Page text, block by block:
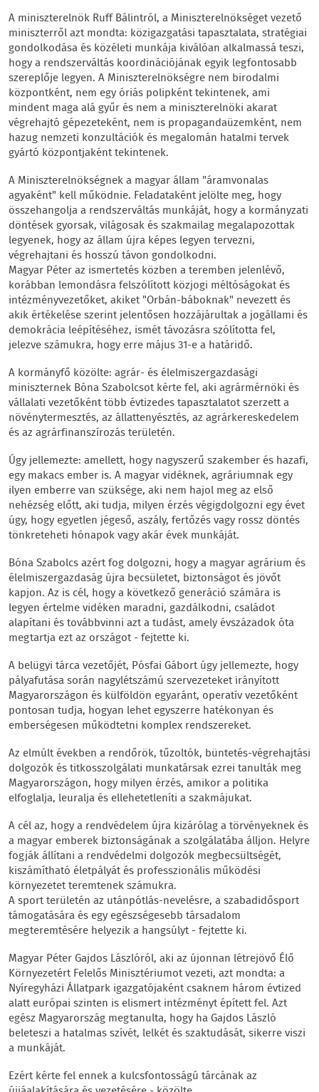
A miniszterelnök Ruff Bálintról, a Miniszterelnökséget vezető
miniszterről azt mondta: közigazgatási tapasztalata, stratégiai
gondolkodása és közéleti munkája kiválóan alkalmassá teszi,
hogy a rendszerváltás koordinációjának egyik legfontosabb
szereplője legyen. A Miniszterelnökségre nem birodalmi
központként, nem egy óriás polipként tekintenek, ami
mindent maga alá gyűr és nem a miniszterelnöki akarat
végrehajtó gépezeteként, nem is propagandaüzemként, nem
hazug nemzeti konzultációk és megalomán hatalmi tervek
gyártó központjaként tekintenek.
A Miniszterelnökségnek a magyar állam "áramvonalas
agyaként" kell működnie. Feladataként jelölte meg, hogy
összehangolja a rendszerváltás munkáját, hogy a kormányzati
döntések gyorsak, világosak és szakmailag megalapozottak
legyenek, hogy az állam újra képes legyen tervezni,
végrehajtani és hosszú távon gondolkodni.
Magyar Péter az ismertetés közben a teremben jelenlévő,
korábban lemondásra felszólított közjogi méltóságokat és
intézményvezetőket, akiket "Orbán-báboknak" nevezett és
akik értékelése szerint jelentősen hozzájárultak a jogállami és
demokrácia leépítéséhez, ismét távozásra szólította fel,
jelezve számukra, hogy erre május 31-e a határidő.
A kormányfő közölte: agrár- és élelmiszergazdasági
miniszternek Bóna Szabolcsot kérte fel, aki agrármérnöki és
vállalati vezetőként több évtizedes tapasztalatot szerzett a
növénytermesztés, az állattenyésztés, az agrárkereskedelem
és az agrárfinanszírozás területén.
Úgy jellemezte: amellett, hogy nagyszerű szakember és hazafi,
egy makacs ember is. A magyar vidéknek, agráriumnak egy
ilyen emberre van szüksége, aki nem hajol meg az első
nehézség előtt, aki tudja, milyen érzés végigdolgozni egy évet
úgy, hogy egyetlen jégeső, aszály, fertőzés vagy rossz döntés
tönkreteheti hónapok vagy akár évek munkáját.
Bóna Szabolcs azért fog dolgozni, hogy a magyar agrárium és
élelmiszergazdaság újra becsületet, biztonságot és jövőt
kapjon. Az is cél, hogy a következő generáció számára is
legyen értelme vidéken maradni, gazdálkodni, családot
alapítani és továbbvinni azt a tudást, amely évszázadok óta
megtartja ezt az országot - fejtette ki.
A belügyi tárca vezetőjét, Pósfai Gábort úgy jellemezte, hogy
pályafutása során nagylétszámú szervezeteket irányított
Magyarországon és külföldön egyaránt, operatív vezetőként
pontosan tudja, hogyan lehet egyszerre hatékonyan és
emberségesen működtetni komplex rendszereket.
Az elmúlt években a rendőrök, tűzoltók, büntetés-végrehajtási
dolgozók és titkosszolgálati munkatársak ezrei tanulták meg
Magyarországon, hogy milyen érzés, amikor a politika
elfoglalja, leuralja és ellehetetleníti a szakmájukat.
A cél az, hogy a rendvédelem újra kizárólag a törvényeknek és
a magyar emberek biztonságának a szolgálatába álljon. Helyre
fogják állítani a rendvédelmi dolgozók megbecsültségét,
kiszámítható életpályát és professzionális működési
környezetet teremtenek számukra.
A sport területén az utánpótlás-nevelésre, a szabadidősport
támogatására és egy egészségesebb társadalom
megteremtésére helyezik a hangsúlyt - fejtette ki.
Magyar Péter Gajdos Lászlóról, aki az újonnan létrejövő Élő
Környezetért Felelős Minisztériumot vezeti, azt mondta: a
Nyíregyházi Állatpark igazgatójaként csaknem három évtized
alatt európai szinten is elismert intézményt épített fel. Azt
egész Magyarország megtanulta, hogy ha Gajdos László
beleteszi a hatalmas szívét, lelkét és szaktudását, sikerre viszi
a munkáját.
Ezért kérte fel ennek a kulcsfontosságú tárcának az